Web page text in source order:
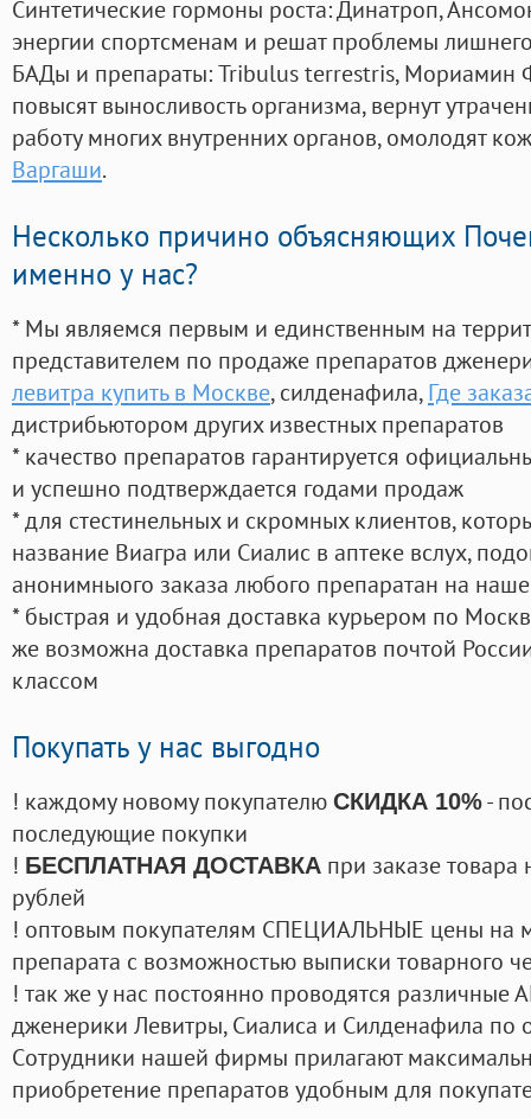
Синтетические гормоны роста: Динатроп,
энергии спортсменам и решат проблемы
БАДы и препараты:Tribulus terrestris, Мориамин
повысят выносливость организма, вернут
работу многих внутренних органов, омолодят
Варгаши.
Несколько причино объясняющих
именно у нас?
* Мы являемся первым и единственным на
представителем по продаже препаратов
левитра купить в Москве, силденафила, Где
дистрибьютором других известных препаратов
* качество препаратов гарантируется
и успешно подтверждается годами продаж
* для стестинельных и скромных клиентов,
название Виагра или Сиалис в аптеке вслух,
анонимныого заказа любого препаратан на
* быстрая и удобная доставка курьером по
же возможна доставка препаратов почтой
классом
Покупать у нас выгодно
! каждому новому покупателю СКИДКА 10%-
последующие покупки
! БЕСПЛАТНАЯ ДОСТАВКА при заказе
рублей
! оптовым покупателям СПЕЦИАЛЬНЫЕ цены на
препарата с возможностью выписки товарного
! так же у нас постоянно проводятся
дженерики Левитры, Сиалиса и Силденафила по
Cотрудники нашей фирмы прилагают
приобретение препаратов удобным для